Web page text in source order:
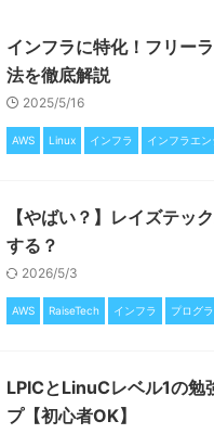
インフラに特化！フリー
法を徹底解説
2025/5/16
AWS Linux インフラ インフラエン
【やばい？】レイズテッ
する？
2026/5/3
AWS RaiseTech インフラ プログ
LPICとLinuCレベル1の勉
プ【初心者OK】